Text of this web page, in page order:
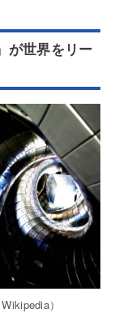
が世界をリー
）